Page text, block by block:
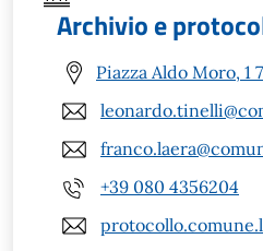
Archivio e
Piazza Aldo Moro, 1
+39 080 4356204